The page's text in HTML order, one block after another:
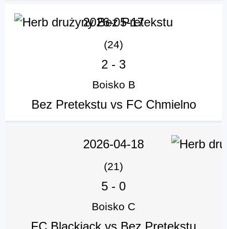
2026-05-17
(24)
2 - 3
Boisko B
Bez Pretekstu vs FC Chmielno
2026-04-18
(21)
5 - 0
Boisko C